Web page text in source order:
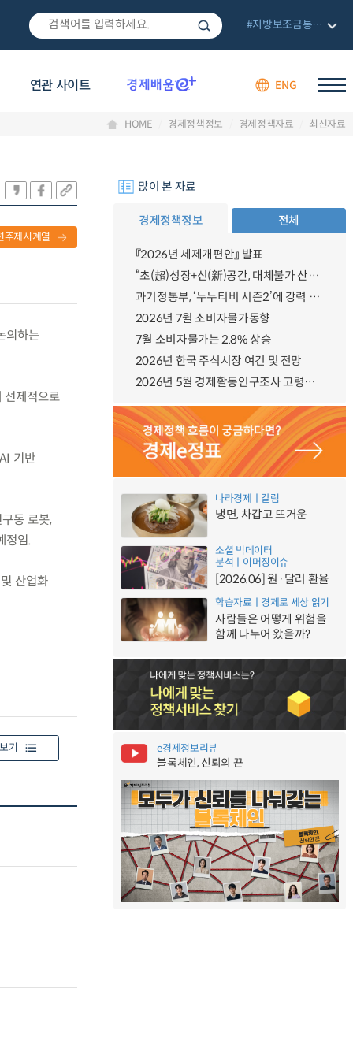
연관 사이트 ENG
#지방보조금통합관리망
HOME 경제정책정보 경제정책자료 최신자료
주제시계열
의하는
선제적으로
기반
동 로봇,
정임.
산업화
기
많이 본 자료
경제정책정보 전체
『2026년 세제개편안』 발표
“초(超)성장+신(新)공간, 대체불가 산업강국”
과기정통부, ‘누누티비 시즌2’에 강력 대응 의지 밝혀
2026년 7월 소비자물가동향
7월 소비자물가는 2.8% 상승
2026년 한국 주식시장 여건 및 전망
2026년 5월 경제활동인구조사 고령층 부가조사 결과
나라경제ㅣ칼럼
냉면, 차갑고 뜨거운
소셜 빅데이터
분석ㅣ이머징이슈
[2026.06] 원·달러 환율
학습자료ㅣ경제로 세상 읽기
사람들은 어떻게 위험을
함께 나누어 왔을까?
e경제정보리뷰
블록체인, 신뢰의 끈